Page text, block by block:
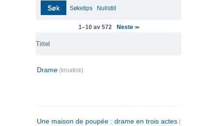
Søk Søketips Nullstill
1–10 av 572 Neste >>
Tittel
Drame (kroatisk)
Une maison de poupée : drame en trois actes (fransk)